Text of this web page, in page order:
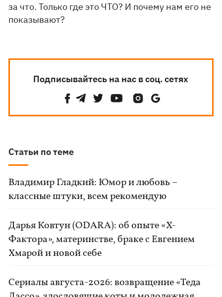
за что. Только где это ЧТО? И почему нам его не
показывают?
Подписывайтесь на нас в соц. сетях
Статьи по теме
Владимир Гладкий: Юмор и любовь –
классные штуки, всем рекомендую
Дарья Ковтун (ODARA): об опыте «Х-
Фактора», материнстве, браке с Евгением
Хмарой и новой себе
Сериалы августа-2026: возвращение «Теда